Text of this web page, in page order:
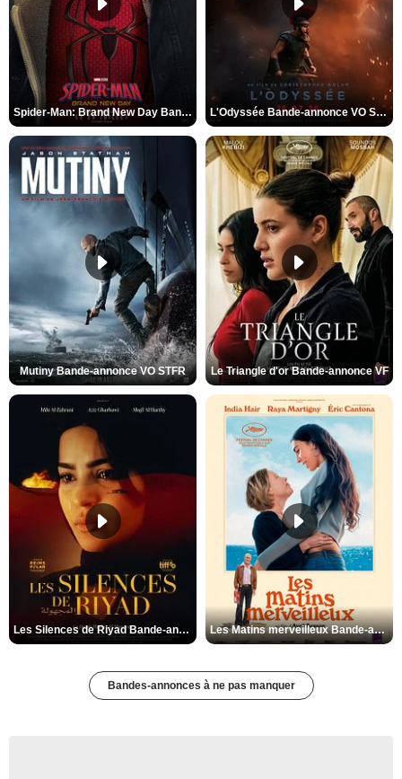
Spider-Man: Brand New Day Bande-annonce VO STFR L'Odyssée Bande-annonce VO STFR
Mutiny Bande-annonce VO STFR Le Triangle d'or Bande-annonce VF
Les Silences de Riyad Bande-annonce VO STFR Les Matins merveilleux Bande-annonce VF
Bandes-annonces à ne pas manquer